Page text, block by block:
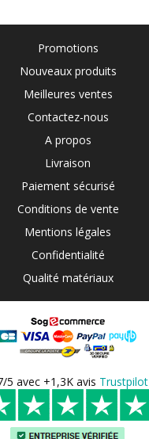
Promotions
Nouveaux produits
Meilleures ventes
Contactez-nous
A propos
Livraison
Paiement sécurisé
Conditions de vente
Mentions légales
Confidentialité
Qualité matériaux
5 avec +1,3K avis Trustpilot